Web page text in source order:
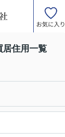
お気に入り
居住用一覧